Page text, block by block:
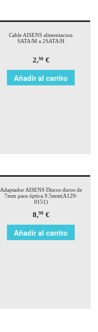
Cable AISENS alimentacion
SATA/M a 2SATA/H
2,90€
Añadir al carrito
Adaptador AISENS Discos duros de
7mm para óptica 9.5mm(A129-
0151)
8,90€
Añadir al carrito